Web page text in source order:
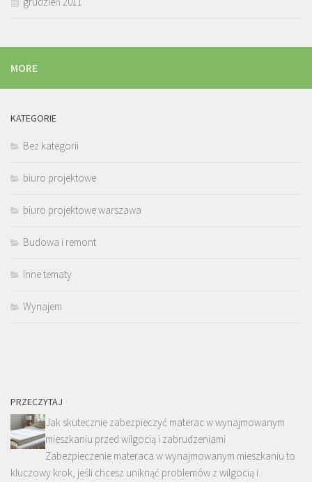
MORE
KATEGORIE
Bez kategorii
biuro projektowe
biuro projektowe warszawa
Budowa i remont
Inne tematy
Wynajem
PRZECZYTAJ
Jak skutecznie zabezpieczyć materac w wynajmowanym
mieszkaniu przed wilgocią i zabrudzeniami
Zabezpieczenie materaca w wynajmowanym mieszkaniu to
kluczowy krok, jeśli chcesz uniknąć problemów z wilgocią i